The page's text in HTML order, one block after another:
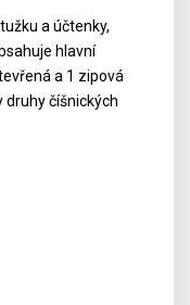
a účtenky,
hlavní
a 1 zipová
druhy číšnických